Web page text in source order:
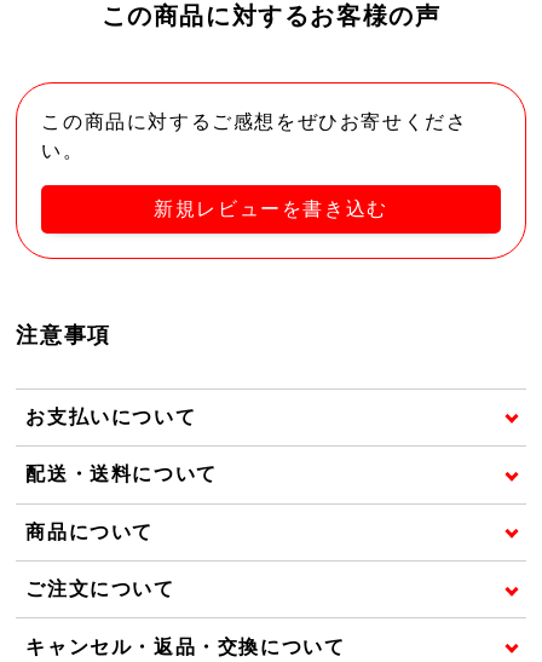
この商品に対するお客様の声
この商品に対するご感想をぜひお寄せくださ
い。
新規レビューを書き込む
注意事項
お支払いについて
配送・送料について
商品について
ご注文について
キャンセル・返品・交換について